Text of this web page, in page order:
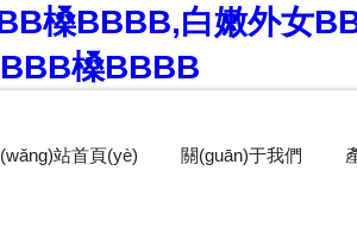
槡BBBB,白嫩外女
槡BBBB
站首頁(yè) 關(guān)于我們